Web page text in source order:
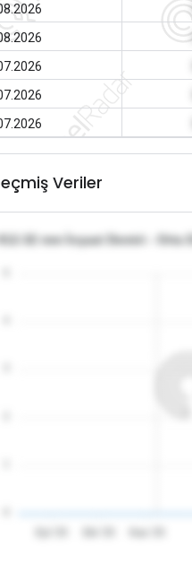
Veriler
θ12-32 mm İnşaat Demiri - Orta